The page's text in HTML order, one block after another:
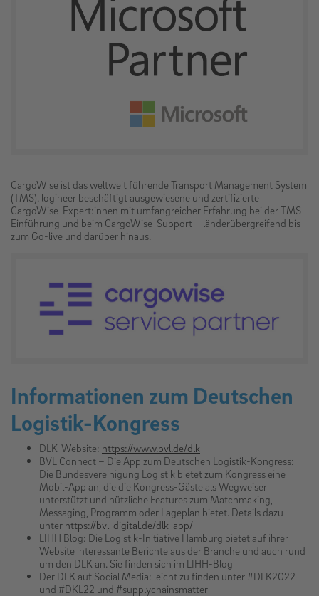
CargoWise ist das weltweit führende Transport Management System
(TMS). logineer beschäftigt ausgewiesene und zertifizierte
CargoWise-Expert:innen mit umfangreicher Erfahrung bei der TMS-
Einführung und beim CargoWise-Support – länderübergreifend bis
zum Go-live und darüber hinaus.
Informationen zum Deutschen
Logistik-Kongress
DLK-Website: https://www.bvl.de/dlk
BVL Connect – Die App zum Deutschen Logistik-Kongress:
Die Bundesvereinigung Logistik bietet zum Kongress eine
Mobil-App an, die die Kongress-Gäste als Wegweiser
unterstützt und nützliche Features zum Matchmaking,
Messaging, Programm oder Lageplan bietet. Details dazu
unter https://bvl-digital.de/dlk-app/
LIHH Blog: Die Logistik-Initiative Hamburg bietet auf ihrer
Website interessante Berichte aus der Branche und auch rund
um den DLK an. Sie finden sich im LIHH-Blog
Der DLK auf Social Media: leicht zu finden unter #DLK2022
und #DKL22 und #supplychainsmatter